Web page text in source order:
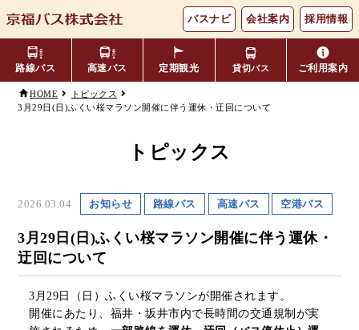
バスナビ 会社案内 採用情報
路線バス
のりば案内
季節・特別運行バス 配布時刻表
定期券 お得なきっぷ
Googleマップでの
高速バス 定期観光 貸切バス ご利用案内
キャッシュレス対応
HOME
トピックス
3月29日(日)ふくい桜マラソン開催に伴う運休・迂回について
トピックス
2026.03.04 お知らせ 路線バス 高速バス 空港バス
3月29日(日)ふくい桜マラソン開催に伴う運休・
迂回について
3月29日（日）ふくい桜マラソンが開催されます。
開催にあたり、福井・坂井市内で長時間の交通規制が実